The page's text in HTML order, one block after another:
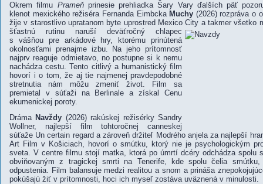
Okrem filmu Prameňprinesie prehliadka Šary Vary ďalších päť
klenot mexického režiséra Fernanda Eimbcka Muchy (2026) rozpráva o
žije v starostlivo upratanom byte uprostred Mexico City a takmer všetko
šťastnú rutinu naruší deväťročný chlapec
s vášňou pre arkádové hry, ktorému prinútená
okolnosťami prenajme izbu. Na jeho prítomnosť
najprv reaguje odmietavo, no postupne si k nemu
nachádza cestu. Tento citlivý a humanistický film
hovorí i o tom, že aj tie najmenej pravdepodobné
stretnutia nám môžu zmeniť život. Film sa
premietal v súťaži na Berlinale a získal Cenu
ekumenickej poroty.
Dráma Navždy (2026) rakúskej režisérky Sandry
Wollner, najlepší film tohtoročnej canneskej
súťaže Un certain regard a zároveň držiteľ Modrého anjela za najlepší
Art Film v Košiciach, hovorí o smútku, ktorý nie je psychologickým
sveta. V centre filmu stojí matka, ktorá po úmrtí dcéry odchádza spolu
obviňovaným z tragickej smrti na Tenerife, kde spolu čelia
odpustenia. Film balansuje medzi realitou a snom a prináša
pokúšajú žiť v prítomnosti, hoci ich myseľ zostáva uväznená v minulosti.